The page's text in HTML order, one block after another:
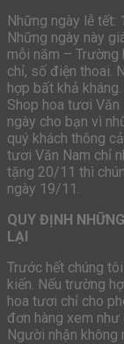
Những ngày lễ
Những ngày này
mỗi năm – Trường
chỉ, số điện thoai.
hợp bất khả
Shop hoa tươi
ngày cho bạn vì
quý khách thông
tươi Văn Nam chỉ
tặng 20/11 thì
ngày 19/11.
QUY ĐỊNH
LẠI
Trước hết chúng
kiến. Nếu trường
hoa tươi chỉ cho
đơn hàng xem
Người nhận không